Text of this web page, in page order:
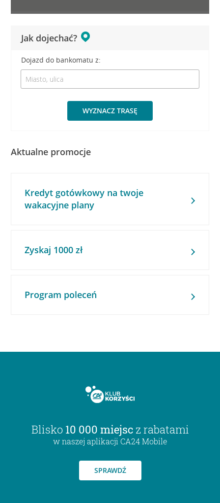
Jak dojechać?
Dojazd do bankomatu z:
WYZNACZ TRASĘ
Aktualne promocje
Kredyt gotówkowy na twoje
wakacyjne plany
Zyskaj 1000 zł
Program poleceń
Blisko 10 000 miejsc z rabatami
w naszej aplikacji CA24 Mobile
SPRAWDŹ